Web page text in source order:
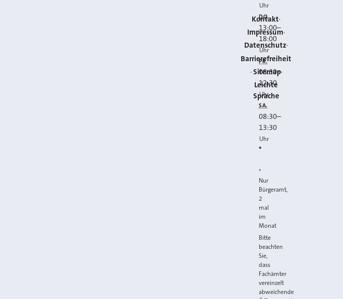
Kontakt
Impressum
Datenschutz
Barrierefreiheit
Sitemap
Leichte
Sprache
Uhr
DO.
13:00–
18:00
Uhr
FR.
08:30–
12:30
Uhr
SA.
08:30–
13:30
Uhr
*
*
Nur
Bürgeramt,
2
mal
im
Monat
Bitte
beachten
Sie,
dass
Fachämter
vereinzelt
abweichende